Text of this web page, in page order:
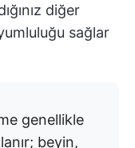
diğer
sağlar
genellikle
beyin,